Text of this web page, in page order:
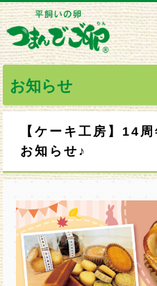
お知らせ
【ケーキ工房】14
お知らせ♪